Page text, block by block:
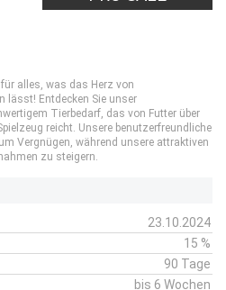
alles, was das Herz von
lässt! Entdecken Sie unser
Tierbedarf, das von Futter über
reicht. Unsere benutzerfreundliche
Vergnügen, während unsere attraktiven
zu steigern.
23.10.2024
15 %
90 Tage
bis 6 Wochen